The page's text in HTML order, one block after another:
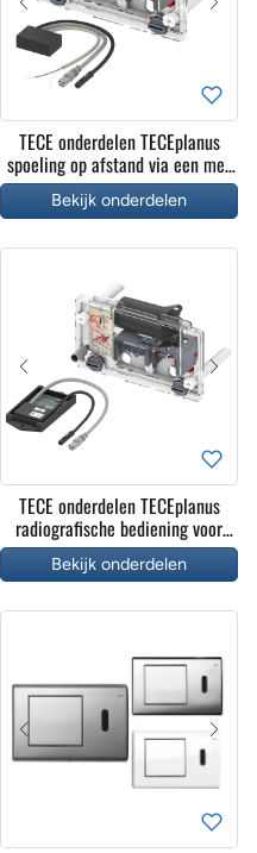
TECE onderdelen TECEplanus
spoeling op afstand via een met
een kabel verbonden
elektronische drukknop, 230/12
Bekijk onderdelen
TECE onderdelen TECEplanus
radiografische bediening voor
opklapbare steunbeugels, 230/12
V-adapter
Bekijk onderdelen